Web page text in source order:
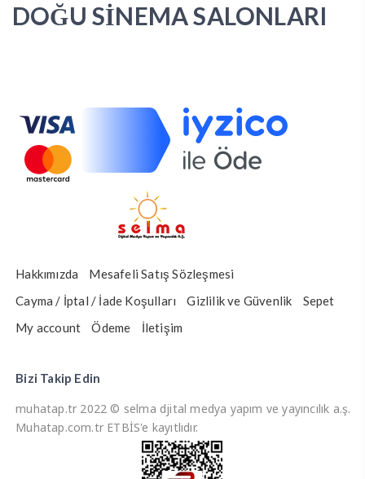
DOĞU SİNEMA SALONLARI
Hakkımızda
Mesafeli Satış Sözleşmesi
Cayma / İptal / İade Koşulları
Gizlilik ve Güvenlik
Sepet
My account
Ödeme İletişim
Bizi Takip Edin
muhatap.tr 2022 © selma djital medya yapım ve yayıncılık a.ş.
Muhatap.com.tr ETBİS'e kayıtlıdır.